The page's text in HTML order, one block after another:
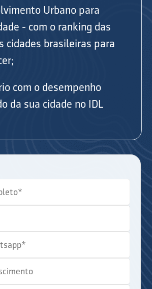
Urbano para
- com o ranking das
cidades brasileiras para
com o desempenho
da sua cidade no IDL